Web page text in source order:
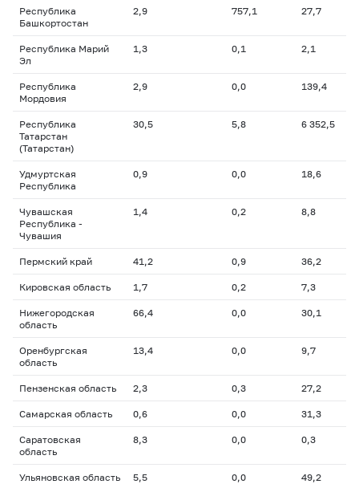
Республика
Башкортостан
2,9 757,1 27,7
Республика Марий
Эл
1,3 0,1 2,1
Республика
Мордовия
2,9 0,0 139,4
Республика
Татарстан
(Татарстан)
30,5 5,8 6 352,5
Удмуртская
Республика
0,9 0,0 18,6
Чувашская
Республика -
Чувашия
1,4 0,2 8,8
Пермский край 41,2 0,9 36,2
Кировская область 1,7 0,2 7,3
Нижегородская
область
66,4 0,0 30,1
Оренбургская
область
13,4 0,0 9,7
Пензенская область 2,3 0,3 27,2
Самарская область 0,6 0,0 31,3
Саратовская
область
8,3 0,0 0,3
Ульяновская область 5,5 0,0 49,2